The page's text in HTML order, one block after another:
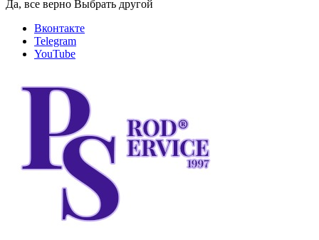
Да, все верно Выбрать другой
Вконтакте
Telegram
YouTube